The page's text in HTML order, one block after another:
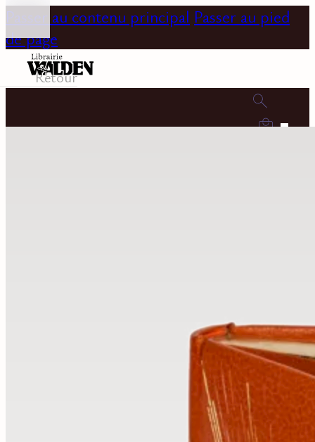
Passer au contenu principal Passer au pied
de page
0
Retour